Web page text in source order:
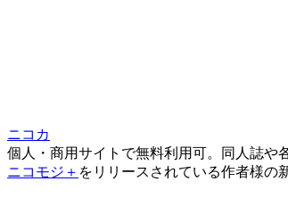
ニコカ
個人・商用サイトで無料利用可。同人誌や
ニコモジ＋ をリリースされている作者様の